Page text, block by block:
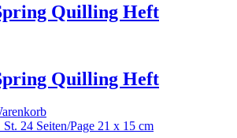
Quilling Heft
Quilling Heft